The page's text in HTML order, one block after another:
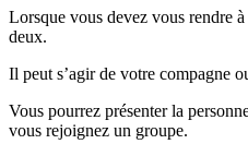
Lorsque vous devez vous rendre
deux.
Il peut s’agir de votre compagne
Vous pourrez présenter la
vous rejoignez un groupe.